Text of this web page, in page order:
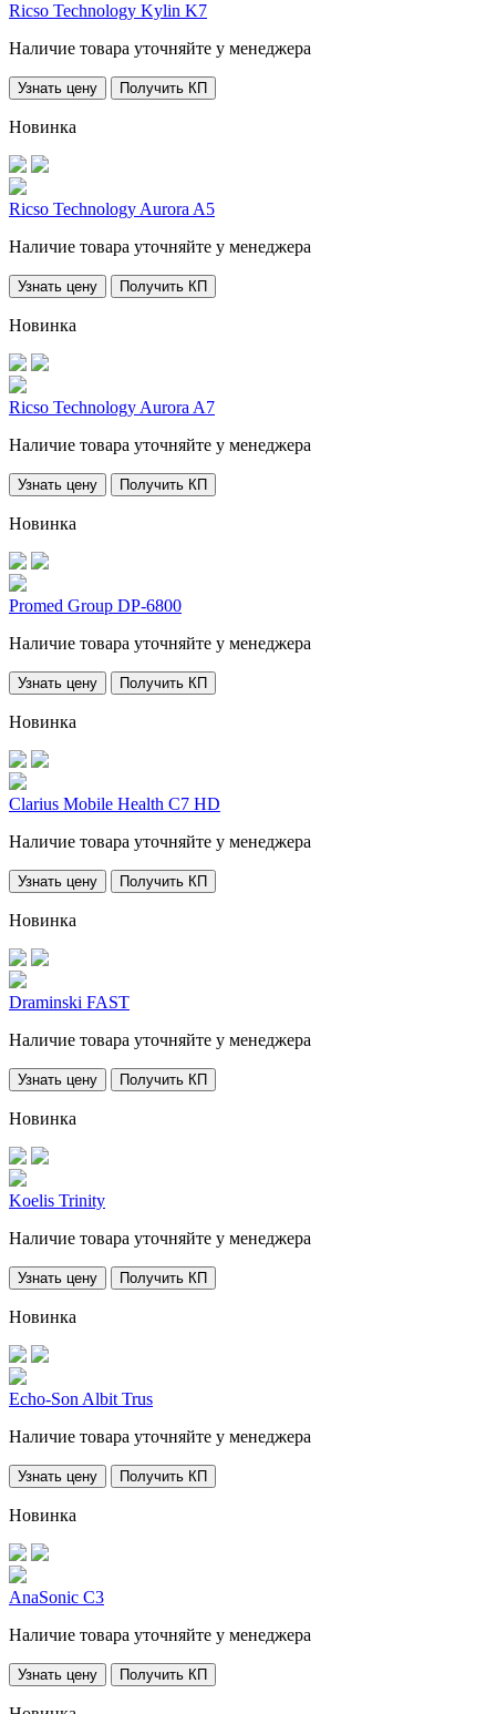
Ricso Technology Kylin K7
Наличие товара уточняйте у менеджера
Узнать цену Получить КП
Новинка
Ricso Technology Aurora A5
Наличие товара уточняйте у менеджера
Узнать цену Получить КП
Новинка
Ricso Technology Aurora A7
Наличие товара уточняйте у менеджера
Узнать цену Получить КП
Новинка
Promed Group DP-6800
Наличие товара уточняйте у менеджера
Узнать цену Получить КП
Новинка
Clarius Mobile Health C7 HD
Наличие товара уточняйте у менеджера
Узнать цену Получить КП
Новинка
Draminski FAST
Наличие товара уточняйте у менеджера
Узнать цену Получить КП
Новинка
Koelis Trinity
Наличие товара уточняйте у менеджера
Узнать цену Получить КП
Новинка
Echo-Son Albit Trus
Наличие товара уточняйте у менеджера
Узнать цену Получить КП
Новинка
AnaSonic C3
Наличие товара уточняйте у менеджера
Узнать цену Получить КП